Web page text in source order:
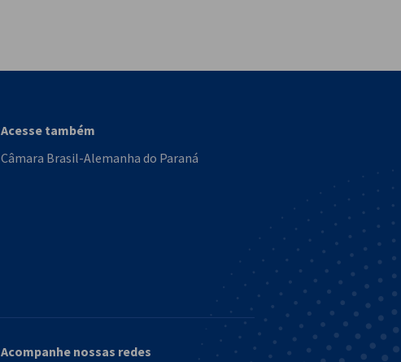
Acesse também
Câmara Brasil-Alemanha do Paraná
Acompanhe nossas redes